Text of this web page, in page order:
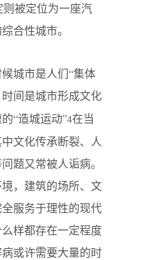
则被定位为一座汽
合性城市。
城市是人们“集体
时间是城市形成文化
“造城运动”4在当
文化传承断裂、人
题又常被人诟病。
，建筑的场所、文
服务于理性的现代
样都存在一定程度
或许需要大量的时